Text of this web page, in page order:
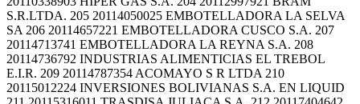
S.R.LTDA. 205 20114050025 EMBOTELLADORA LA SELVA
SA 206 20114657221 EMBOTELLADORA CUSCO S.A. 207
20114713741 EMBOTELLADORA LA REYNA S.A. 208
20114736792 INDUSTRIAS ALIMENTICIAS EL TREBOL
E.I.R. 209 20114787354 ACOMAYO S R LTDA 210
20115012224 INVERSIONES BOLIVIANAS S.A. EN LIQUID